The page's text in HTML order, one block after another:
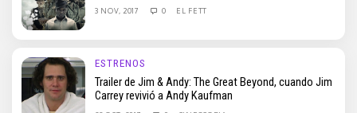
3 NOV, 2017 0 EL FETT
ESTRENOS
Trailer de Jim & Andy: The Great Beyond, cuando Jim
Carrey revivió a Andy Kaufman